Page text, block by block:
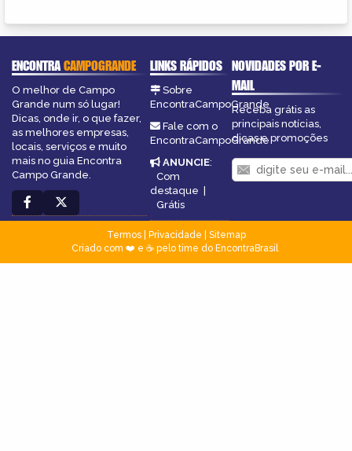
ENCONTRACAMPOGRANDE
O melhor de Campo
Grande num só lugar!
Dicas, onde ir, o que fazer,
as melhores empresas,
locais, serviços e muito
mais no guia Encontra
Campo Grande.
LINKS RÁPIDOS
Sobre
EncontraCampoGrande
Fale com o
EncontraCampoGrande
ANUNCIE:
Com
destaque |
Grátis
NOVIDADES POR E-
MAIL
Receba grátis as
principais notícias,
dicas e promoções
Termos| Privacidade
Sitemap
Criado com ❤️ e ☕ pelo time do EncontraBrasil